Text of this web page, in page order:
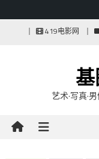
419电影网
基
艺术·写真·